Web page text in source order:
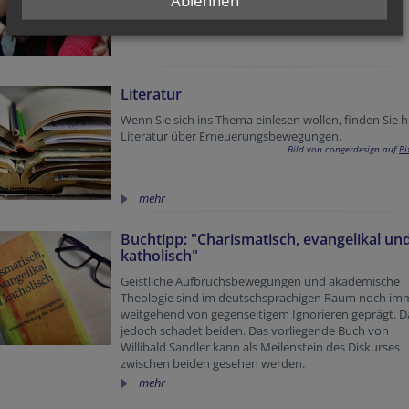
Menschen in Europa engagiert:
mehr
Literatur
Wenn Sie sich ins Thema einlesen wollen, finden Sie
Literatur über Erneuerungsbewegungen.
Bild von congerdesign auf
mehr
Buchtipp: "Charismatisch, evangelikal
katholisch"
Geistliche Aufbruchsbewegungen und akademische
Theologie sind im deutschsprachigen Raum noch
weitgehend von gegenseitigem Ignorieren geprägt.
jedoch schadet beiden. Das vorliegende Buch von
Willibald Sandler kann als Meilenstein des Diskurses
zwischen beiden gesehen werden.
mehr